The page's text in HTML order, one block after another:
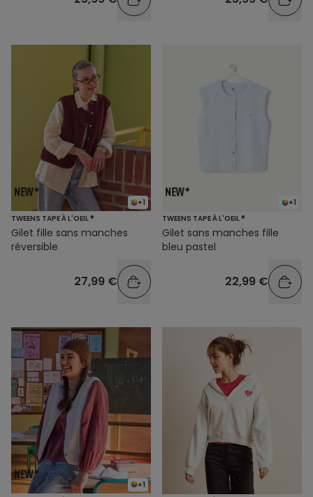
+1
TWEENS TAPE À L'OEIL ®
Gilet fille sans manches
réversible
27,99 €
+1
TWEENS TAPE À L'OEIL ®
Gilet sans manches fille
bleu pastel
22,99 €
+1